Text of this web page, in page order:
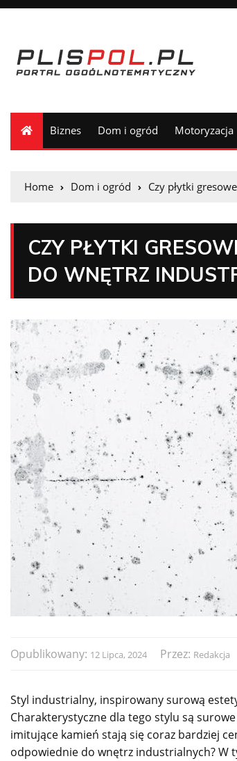
Biznes Dom i ogród Motoryzacja
Home Dom i ogród Czy płytki
CZY PŁYTKI
DO WNĘTRZ
Opublikowany: 12 Lipca, 2024 Przez: Redakcja
Styl industrialny, inspirowany surową
Charakterystyczne dla tego stylu są
imitujące kamień stają się coraz bardziej
odpowiednie do wnętrz industrialnych? W